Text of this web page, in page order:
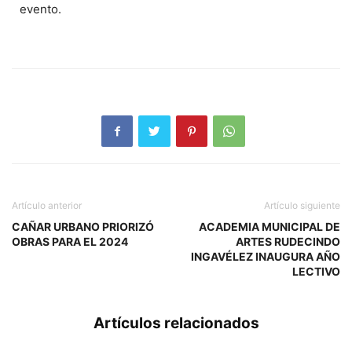
evento.
Artículo anterior
CAÑAR URBANO PRIORIZÓ
OBRAS PARA EL 2024
Artículo siguiente
ACADEMIA MUNICIPAL DE
ARTES RUDECINDO
INGAVÉLEZ INAUGURA AÑO
LECTIVO
Artículos relacionados